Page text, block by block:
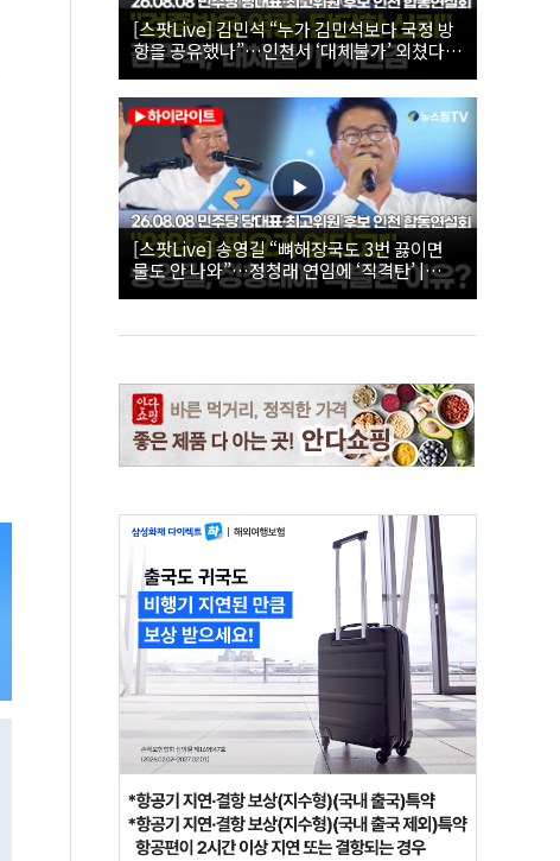
[스팟Live] 김민석 “누가 김민석보다 국정 방
향을 공유했나”…인천서 ‘대체불가’ 외쳤다 |
26.08.08 더불어민주당 당대표·최고위원 후
보 인천 합동연설회
[스팟Live] 송영길 “뼈해장국도 3번 끓이면
물도 안 나와”…정청래 연임에 ‘직격탄’ |
26.08.08 더불어민주당 당대표·최고위원 후